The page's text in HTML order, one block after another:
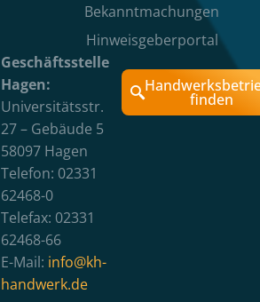
Bekanntmachungen
Hinweisgeberportal
Geschäftsstelle
Hagen:
Universitätsstr.
27 – Gebäude 5
58097 Hagen
Telefon: 02331
62468-0
Telefax: 02331
62468-66
E-Mail: info@kh-
handwerk.de
finden